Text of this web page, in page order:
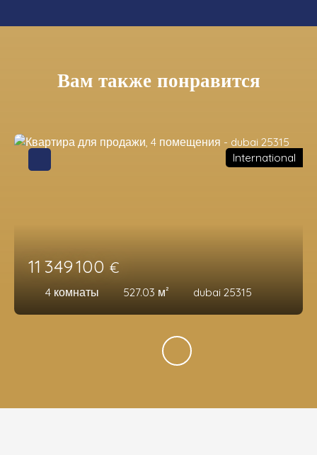
Вам также понравится
11 349 100 €
4 комнаты 527.03 м² dubai 25315
International